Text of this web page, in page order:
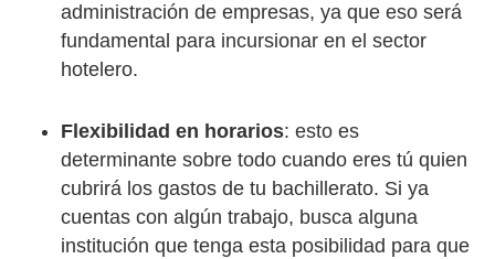
administración de empresas, ya que eso será
fundamental para incursionar en el sector
hotelero.
Flexibilidad en horarios: esto es
determinante sobre todo cuando eres tú quien
cubrirá los gastos de tu bachillerato. Si ya
cuentas con algún trabajo, busca alguna
institución que tenga esta posibilidad para que